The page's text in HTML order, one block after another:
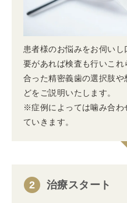
患者様のお悩みをお伺い
要があれば検査も行いこ
合った精密義歯の選択肢
どをご説明いたします。
※症例によっては噛み合わ
ていきます。
2 治療スタート